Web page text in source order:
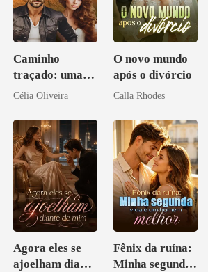
Caminho
traçado: uma
babá na fazenda
Célia Oliveira
O novo mundo
após o divórcio
Calla Rhodes
Agora eles se
ajoelham diante
Fênix da ruína:
Minha segunda